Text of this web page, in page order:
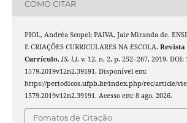
COMO CITAR
PIOL, Andréa Scopel; PAIVA, Jair Miranda de.
E CRIAÇÕES CURRICULARES NA ESCOLA. Revista
Currículo, [S. l.], v. 12, n. 2, p. 252–267, 2019.
1579.2019v12n2.39191. Disponível em:
https://periodicos.ufpb.br/index.php/rec/article/
1579.2019v12n2.39191. Acesso em: 8 ago. 2026.
Fomatos de Citação